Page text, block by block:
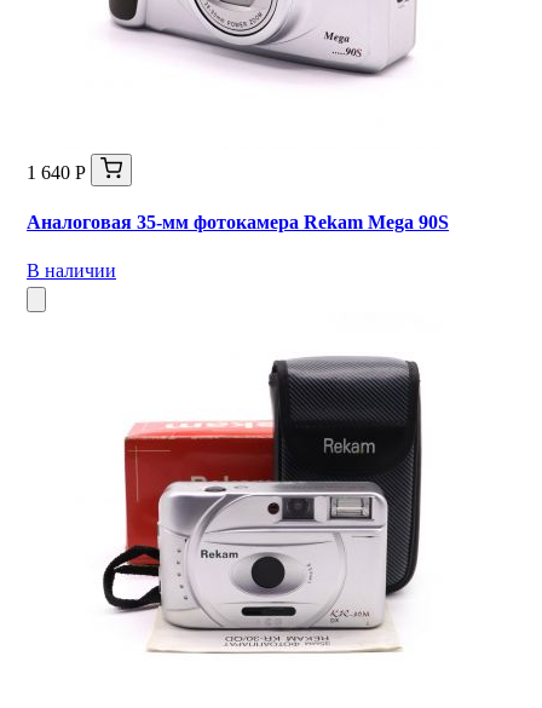
1 640 Р
Аналоговая 35-мм фотокамера Rekam Mega 90S
В наличии